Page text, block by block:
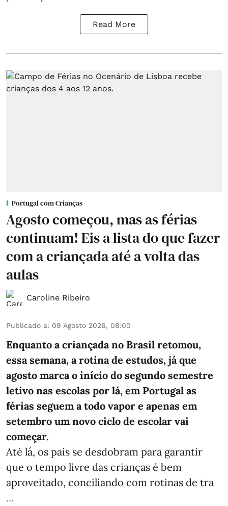
Read More
Portugal com Crianças
Agosto começou, mas as férias
continuam! Eis a lista do que fazer
com a criançada até a volta das
aulas
Caroline Ribeiro
Publicado a: 09 Agosto 2026, 08:00
Enquanto a criançada no Brasil retomou,
essa semana, a rotina de estudos, já que
agosto marca o início do segundo semestre
letivo nas escolas por lá, em Portugal as
férias seguem a todo vapor e apenas em
setembro um novo ciclo de escolar vai
começar.
Até lá, os pais se desdobram para garantir
que o tempo livre das crianças é bem
aproveitado, conciliando com rotinas de tra
...